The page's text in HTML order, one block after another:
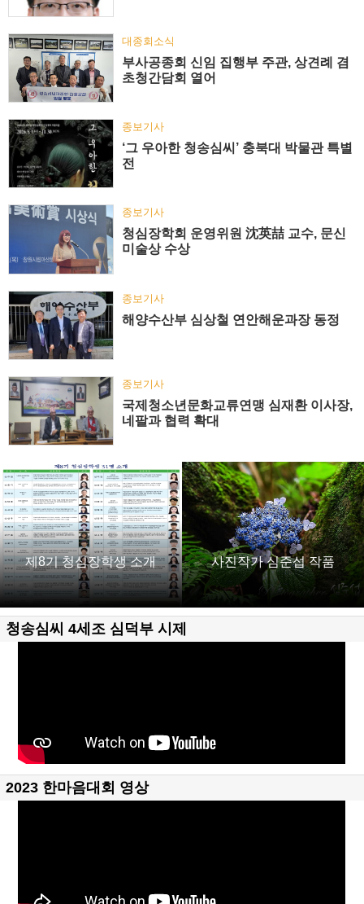
대종회소식
부사공종회 신임 집행부 주관, 상견례 겸
초청간담회 열어
종보기사
‘그 우아한 청송심씨’ 충북대 박물관 특별
전
종보기사
청심장학회 운영위원 沈英喆 교수, 문신
미술상 수상
종보기사
해양수산부 심상철 연안해운과장 동정
종보기사
국제청소년문화교류연맹 심재환 이사장,
네팔과 협력 확대
제8기 청심장학생 소개 사진작가 심준섭 작품
청송심씨 4세조 심덕부 시제
2023 한마음대회 영상